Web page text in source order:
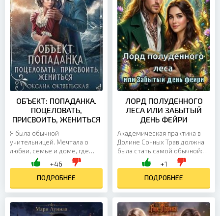
ОБЪЕКТ: ПОПАДАНКА.
ПОЦЕЛОВАТЬ,
ПРИСВОИТЬ, ЖЕНИТЬСЯ
Я была обычной
учительницей. Мечтала о
любви, семье и доме, где
всегда будет тепло и уютно.
Но одна прогулка с
коллегами на Хэллоуин
перевернула мою...
+46
ПОДРОБНЕЕ
ЛОРД ПОЛУДЕННОГО
ЛЕСА ИЛИ ЗАБЫТЫЙ
ДЕНЬ ФЕЙРИ
Академическая практика в
Долине Сонных Трав должна
была стать самой обычной:
зарисовки редких растений,
наблюдения за лесными
светлячками и скучные...
+1
ПОДРОБНЕЕ